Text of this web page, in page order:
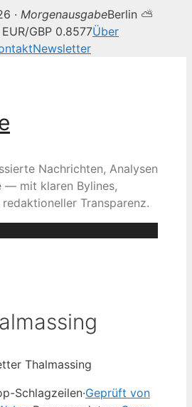
· MorgenausgabeBerlin ⛅
EUR/GBP 0.8577Über
Newsletter
Nachrichten, Analysen
— mit klaren Bylines,
Transparenz.
Thalmassing
Schlagzeilen·Geprüft von